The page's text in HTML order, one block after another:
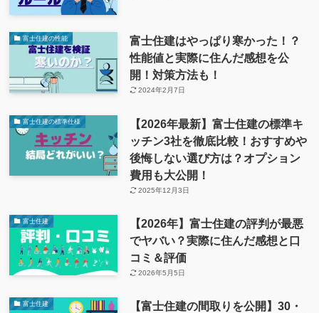
富士住建の性能
富士住建はやっぱり寒かった！？
性能値と実際に住んだ感想を公
開！対策方法も！
2024年2月7日
富士住建の標準仕様
【2026年最新】富士住建の標準キ
ッチン3社を徹底比較！おすすめや
後悔しない選び方は？オプション
費用も大公開！
2025年12月3日
富士住建
【2026年】富士住建の評判が最悪
でヤバい？実際に住んだ感想と口
コミ＆評価
2026年5月5日
富士住建
【富士住建の間取りを公開】30・